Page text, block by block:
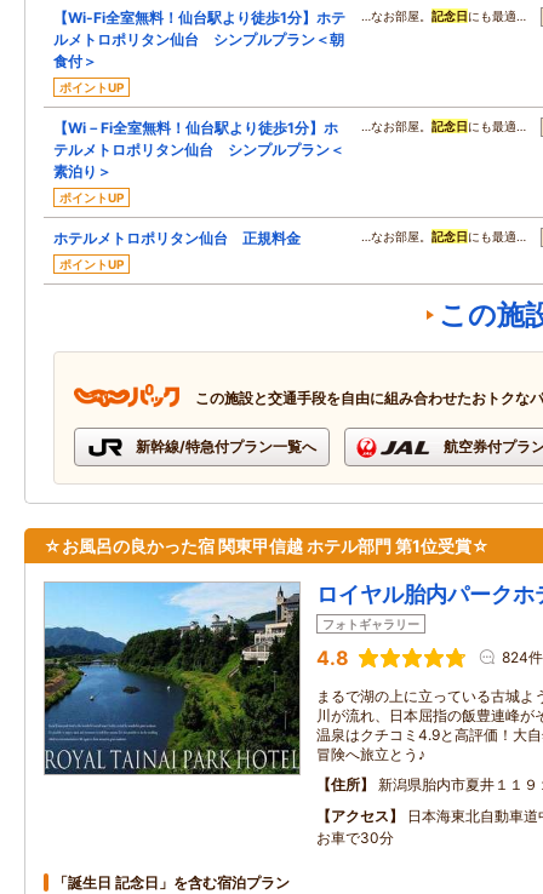
【Wi-Fi全室無料！仙台駅より徒歩1分】ホテ
ルメトロポリタン仙台 シンプルプラン＜朝
食付＞
ポイントUP
…なお部屋。 記念日 にも最適…
【Wi－Fi全室無料！仙台駅より徒歩1分】ホ
テルメトロポリタン仙台 シンプルプラン＜
素泊り＞
ポイントUP
…なお部屋。 記念日 にも最適…
ホテルメトロポリタン仙台 正規料金
ポイントUP
…なお部屋。 記念日 にも最適…
この施
この施設と交通手段を自由に組み合わせたおトクな
新幹線/特急付プラン一覧へ 航空券付プラ
☆お風呂の良かった宿 関東甲信越 ホテル部門 第1位受賞☆
ロイヤル胎内パークホ
フォトギャラリー
4.8 824件
まるで湖の上に立っている古城よ
川が流れ、日本屈指の飯豊連峰が
温泉はクチコミ4.9と高評価！大
冒険へ旅立とう♪
住所
新潟県胎内市夏井１１９
アクセス
日本海東北自動車
お車で30分
「誕生日 記念日」を含む宿泊プラン